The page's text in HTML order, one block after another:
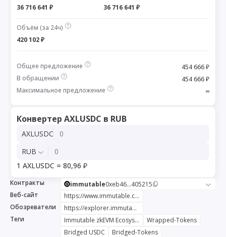
36 716 641 ₽
36 716 641 ₽
Объём (за 24ч)
420 102 ₽
Общее предложение
454 666 ₽
В обращении
454 666 ₽
Максимальное предложение
∞
Конвертер AXLUSDC в RUB
AXLUSDC
RUB
1 AXLUSDC = 80,96 ₽
Контракты immutable0xeb46...405215
Веб-сайт
https://www.immutable.com/products/immutable-zkevm
Обозреватели
https://explorer.immutable.com/token/0xeb466342c4d449bc9f53a865d5cb90586f405215
Теги
Immutable zkEVM Ecosystem
Wrapped-Tokens
Bridged USDC
Bridged-Tokens